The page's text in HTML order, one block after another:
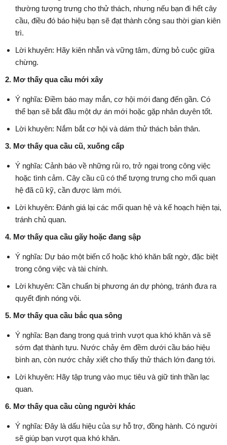
thường tượng trưng cho thử thách, nhưng nếu bạn đi hết cây
cầu, điều đó báo hiệu bạn sẽ đạt thành công sau thời gian kiên
trì.
Lời khuyên: Hãy kiên nhẫn và vững tâm, đừng bỏ cuộc giữa
chừng.
2. Mơ thấy qua cầu mới xây
Ý nghĩa: Điềm báo may mắn, cơ hội mới đang đến gần. Có
thể bạn sẽ bắt đầu một dự án mới hoặc gặp nhân duyên tốt.
Lời khuyên: Nắm bắt cơ hội và dám thử thách bản thân.
3. Mơ thấy qua cầu cũ, xuống cấp
Ý nghĩa: Cảnh báo về những rủi ro, trở ngại trong công việc
hoặc tình cảm. Cây cầu cũ có thể tượng trưng cho mối quan
hệ đã cũ kỹ, cần được làm mới.
Lời khuyên: Đánh giá lại các mối quan hệ và kế hoạch hiện tại,
tránh chủ quan.
4. Mơ thấy qua cầu gãy hoặc đang sập
Ý nghĩa: Dự báo một biến cố hoặc khó khăn bất ngờ, đặc biệt
trong công việc và tài chính.
Lời khuyên: Cần chuẩn bị phương án dự phòng, tránh đưa ra
quyết định nóng vội.
5. Mơ thấy qua cầu bắc qua sông
Ý nghĩa: Bạn đang trong quá trình vượt qua khó khăn và sẽ
sớm đạt thành tựu. Nước chảy êm đềm dưới cầu báo hiệu
bình an, còn nước chảy xiết cho thấy thử thách lớn đang tới.
Lời khuyên: Hãy tập trung vào mục tiêu và giữ tinh thần lạc
quan.
6. Mơ thấy qua cầu cùng người khác
Ý nghĩa: Đây là dấu hiệu của sự hỗ trợ, đồng hành. Có người
sẽ giúp bạn vượt qua khó khăn.